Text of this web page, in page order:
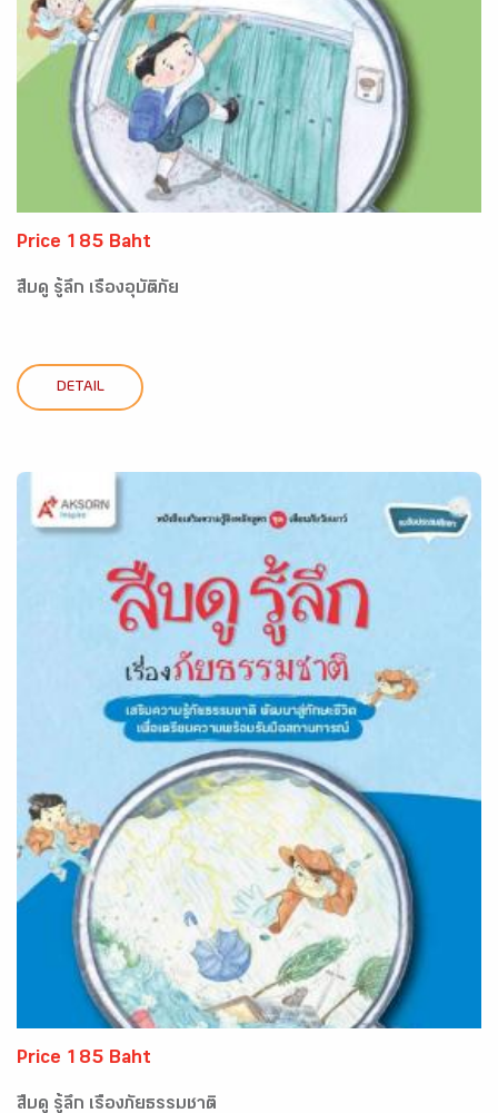
Price 185 Baht
สืบดู รู้ลึก เรื่องอุบัติภัย
DETAIL
Price 185 Baht
สืบดู รู้ลึก เรื่องภัยธรรมชาติ